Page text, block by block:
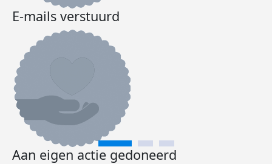
E-mails verstuurd
Aan eigen actie gedoneerd